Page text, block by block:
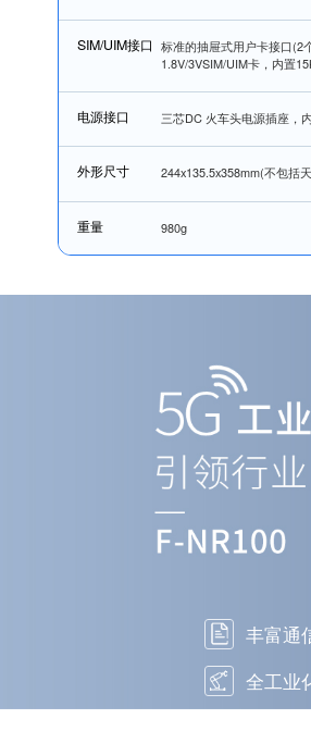
SIM/UIM接口 标准的抽屉式用户卡接口(2
1.8V/3VSIM/UIM卡，内置
电源接口 三芯DC 火车头电源插座，
外形尺寸 244x135.5x358mm(不包括
重量 980g
丰富通
全工业